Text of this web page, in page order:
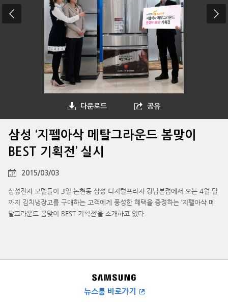
다운로드 공유
삼성 ‘지펠아삭 메탈그라운드 봄맞이
BEST 기획전’ 실시
2015/03/03
삼성전자 모델들이 3일 논현동 삼성 디지털프라자 강남본점에서 오는 4월 말
까지 김치냉장고를 구매하는 고객에게 풍성한 혜택을 증정하는 ‘지펠아삭 메
탈그라운드 봄맞이 BEST 기획전’을 소개하고 있다.
뉴스룸 바로가기